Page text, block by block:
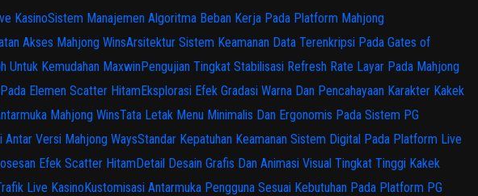
KasinoSistem Manajemen Algoritma Beban Kerja Pada Platform Mahjong
Akses Mahjong WinsArsitektur Sistem Keamanan Data Terenkripsi Pada Gates of
Untuk Kemudahan MaxwinPengujian Tingkat Stabilisasi Refresh Rate Layar Pada Mahjong
Elemen Scatter HitamEksplorasi Efek Gradasi Warna Dan Pencahayaan Karakter Kakek
Mahjong WinsTata Letak Menu Minimalis Dan Ergonomis Pada Sistem PG
Antar Versi Mahjong WaysStandar Kepatuhan Keamanan Sistem Digital Pada Platform Live
Efek Scatter HitamDetail Desain Grafis Dan Animasi Visual Tingkat Tinggi Kakek
Live KasinoKustomisasi Antarmuka Pengguna Sesuai Kebutuhan Pada Platform PG